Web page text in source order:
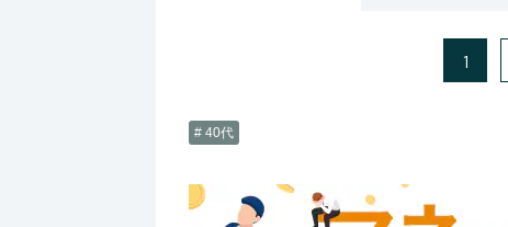
1
# 40代